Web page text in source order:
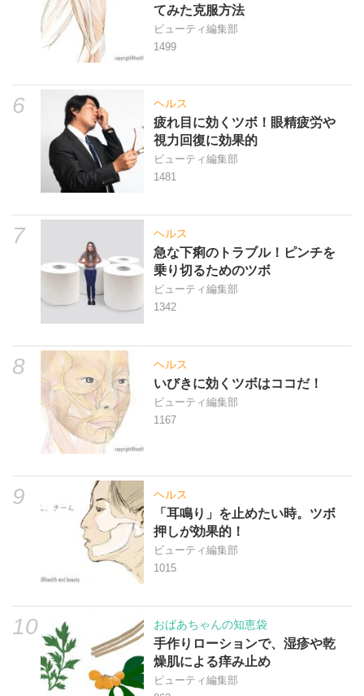
てみた克服方法
ビューティ編集部
1499
6 ヘルス
疲れ目に効くツボ！眼精疲労や
視力回復に効果的
ビューティ編集部
1481
7 ヘルス
急な下痢のトラブル！ピンチを
乗り切るためのツボ
ビューティ編集部
1342
8 ヘルス
いびきに効くツボはココだ！
ビューティ編集部
1167
9 ヘルス
「耳鳴り」を止めたい時。ツボ
押しが効果的！
ビューティ編集部
1015
10 おばあちゃんの知恵袋
手作りローションで、湿疹や乾
燥肌による痒み止め
ビューティ編集部